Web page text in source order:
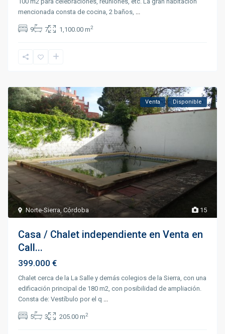
mencionada consta de cocina, 2 baños, ...
9 7 1,100.00 m2
15
Norte-Sierra,Córdoba
Venta Disponible
Casa / Chalet independiente en Venta en
Call...
399.000 €
Chalet cerca de la La Salle y demás colegios de la Sierra, con una
edificación principal de 180 m2, con posibilidad de ampliación.
Consta de: Vestíbulo por el q
5 3 205.00 m2